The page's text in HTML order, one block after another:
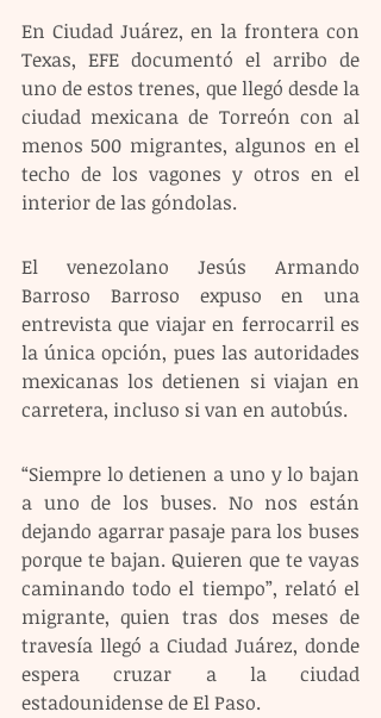
En Ciudad Juárez, en la frontera con
Texas, EFE documentó el arribo de
uno de estos trenes, que llegó desde la
ciudad mexicana de Torreón con al
menos 500 migrantes, algunos en el
techo de los vagones y otros en el
interior de las góndolas.
El venezolano Jesús Armando
Barroso Barroso expuso en una
entrevista que viajar en ferrocarril es
la única opción, pues las autoridades
mexicanas los detienen si viajan en
carretera, incluso si van en autobús.
“Siempre lo detienen a uno y lo bajan
a uno de los buses. No nos están
dejando agarrar pasaje para los buses
porque te bajan. Quieren que te vayas
caminando todo el tiempo”, relató el
migrante, quien tras dos meses de
travesía llegó a Ciudad Juárez, donde
espera cruzar a la ciudad
estadounidense de El Paso.